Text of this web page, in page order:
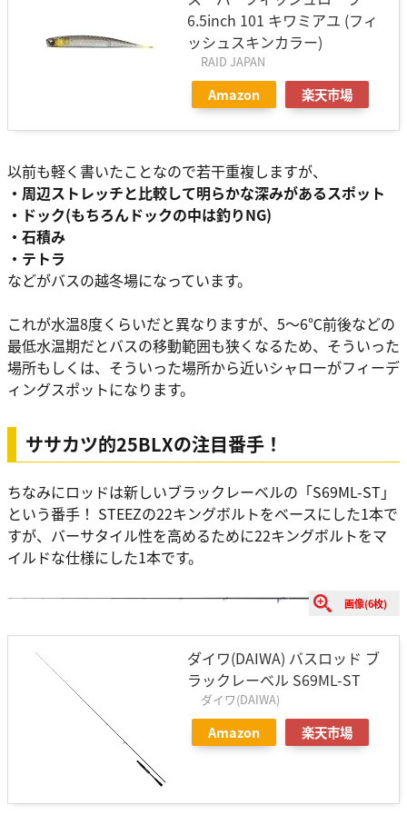
6.5inch 101 キワミアユ (フィ
ッシュスキンカラー)
RAID JAPAN
Amazon 楽天市場
以前も軽く書いたことなので若干重複しますが、
・周辺ストレッチと比較して明らかな深みがあるスポット
・ドック(もちろんドックの中は釣りNG)
・石積み
・テトラ
などがバスの越冬場になっています。
これが水温8度くらいだと異なりますが、5〜6℃前後などの
最低水温期だとバスの移動範囲も狭くなるため、そういった
場所もしくは、そういった場所から近いシャローがフィーデ
ィングスポットになります。
ササカツ的25BLXの注目番手！
ちなみにロッドは新しいブラックレーベルの「S69ML-ST」
という番手！ STEEZの22キングボルトをベースにした1本で
すが、バーサタイル性を高めるために22キングボルトをマ
イルドな仕様にした1本です。
画像(6枚)
ダイワ(DAIWA) バスロッド ブ
ラックレーベル S69ML-ST
ダイワ(DAIWA)
Amazon 楽天市場